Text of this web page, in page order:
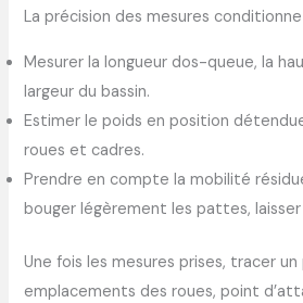
La précision des mesures
Mesurer la longueur dos-queue, la
largeur du bassin.
Estimer le poids en position
roues et cadres.
Prendre en compte la mobilité
bouger légèrement les pattes,
Une fois les mesures prises, tracer un
emplacements des roues, point